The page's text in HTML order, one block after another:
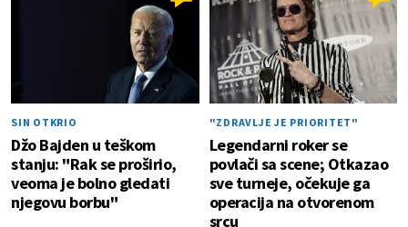
SIN OTKRIO
Džo Bajden u teškom
stanju: "Rak se proširio,
veoma je bolno gledati
njegovu borbu"
"ZDRAVLJE JE PRIORITET"
Legendarni roker se
povlači sa scene; Otkazao
sve turneje, očekuje ga
operacija na otvorenom
srcu